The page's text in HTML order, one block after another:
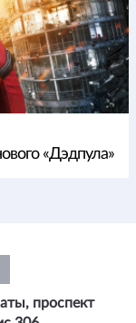
«Дэдпула»
проспект